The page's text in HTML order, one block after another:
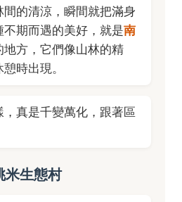
的清涼，瞬間就把滿身
期而遇的美好，就是南
地方，它們像山林的精
時出現。
，真是千變萬化，跟著區
米生態村